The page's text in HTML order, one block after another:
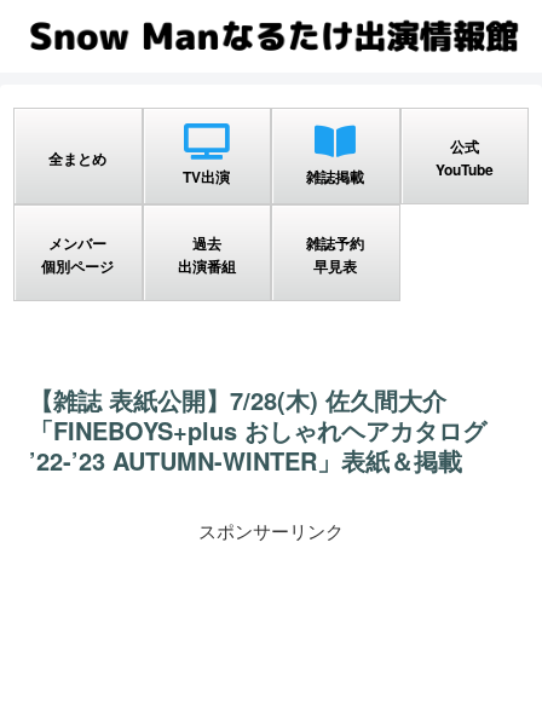
全まとめ
TV出演
雑誌掲載
公式
YouTube
メンバー
個別ページ
過去
出演番組
雑誌予約
早見表
【雑誌 表紙公開】7/28(木) 佐久間大介
「FINEBOYS+plus おしゃれヘアカタログ
’22-’23 AUTUMN-WINTER」表紙＆掲載
スポンサーリンク